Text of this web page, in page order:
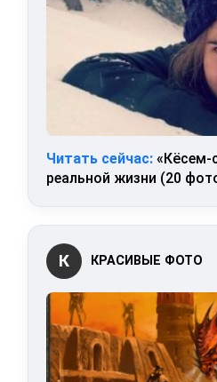
Читать сейчас: «Кёсем-
реальной жизни (20
К КРАСИВЫЕ ФОТО